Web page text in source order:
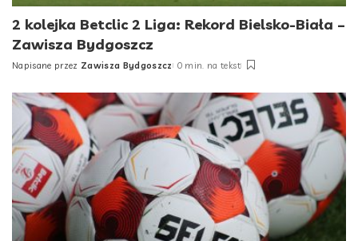
2 kolejka Betclic 2 Liga: Rekord Bielsko-Biała –
Zawisza Bydgoszcz
Posted
Napisane przez Zawisza Bydgoszcz 0 min. na tekst